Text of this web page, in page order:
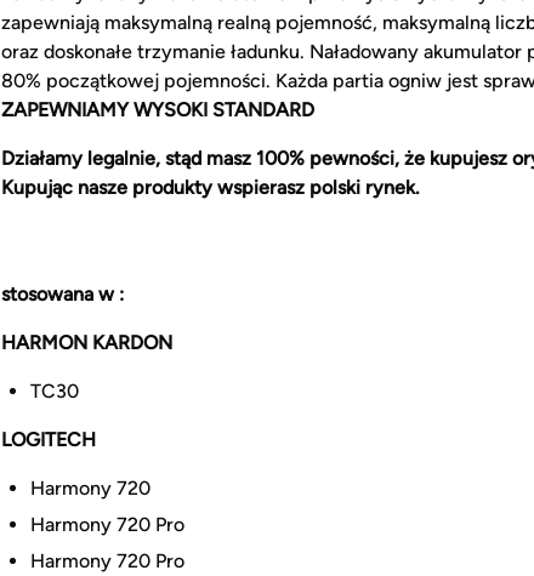
zapewniają maksymalną realną pojemność, maksymalną
oraz doskonałe trzymanie ładunku. Naładowany
80% początkowej pojemności. Każda partia ogniw jest
ZAPEWNIAMY WYSOKI STANDARD
Działamy legalnie, stąd masz 100% pewności, że kupujesz
Kupując nasze produkty wspierasz polski rynek.
stosowana w :
HARMON KARDON
TC30
LOGITECH
Harmony 720
Harmony 720 Pro
Harmony 720 Pro